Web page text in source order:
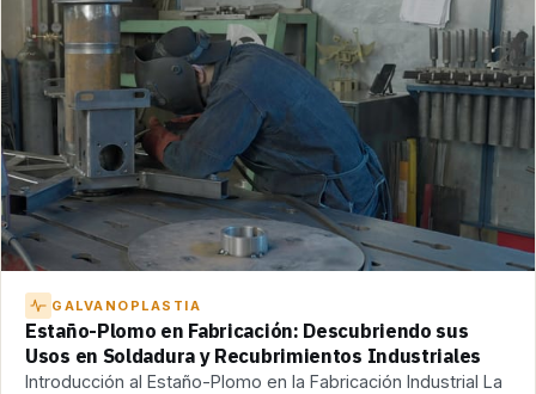
GALVANOPLASTIA
Estaño-Plomo en Fabricación: Descubriendo sus
Usos en Soldadura y Recubrimientos Industriales
Introducción al Estaño-Plomo en la Fabricación Industrial La